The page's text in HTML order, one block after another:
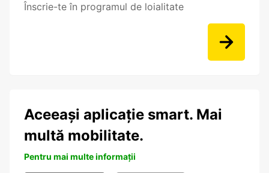
Înscrie-te în programul de loialitate
Aceeași aplicație smart. Mai
multă mobilitate.
Pentru mai multe informații